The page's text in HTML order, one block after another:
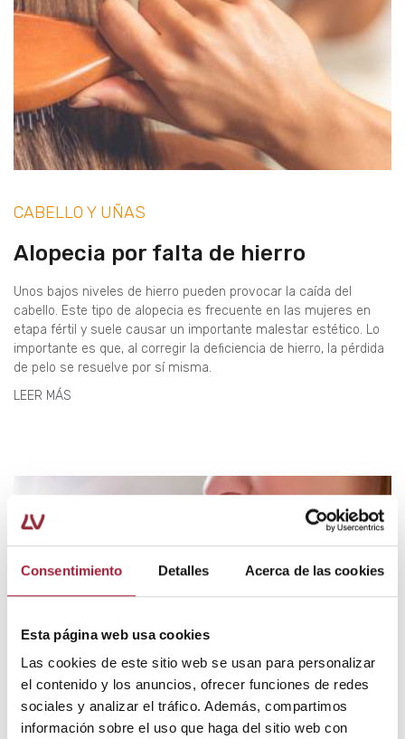
Consentimiento Detalles Acerca de las cookies
Esta página web usa cookies
Las cookies de este sitio web se usan para personalizar
el contenido y los anuncios, ofrecer funciones de redes
sociales y analizar el tráfico. Además, compartimos
información sobre el uso que haga del sitio web con
CABELLO Y UÑAS
Alopecia por falta de hierro
Unos bajos niveles de hierro pueden provocar la caída del
cabello. Este tipo de alopecia es frecuente en las mujeres en
etapa fértil y suele causar un importante malestar estético. Lo
importante es que, al corregir la deficiencia de hierro, la pérdida
de pelo se resuelve por sí misma.
LEER MÁS